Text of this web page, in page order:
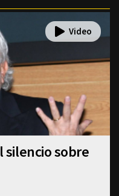
silencio sobre